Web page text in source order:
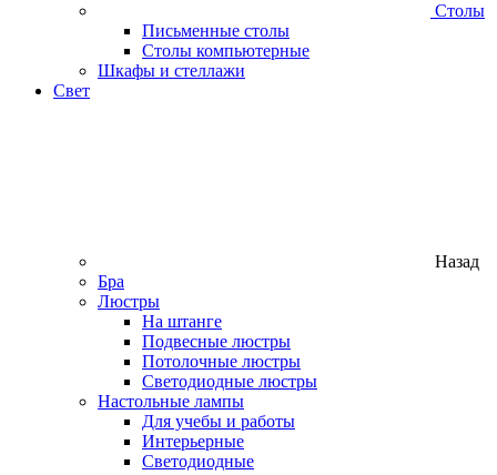
Столы
Письменные столы
Столы компьютерные
Шкафы и стеллажи
Свет
Назад
Бра
Люстры
На штанге
Подвесные люстры
Потолочные люстры
Светодиодные люстры
Настольные лампы
Для учебы и работы
Интерьерные
Светодиодные